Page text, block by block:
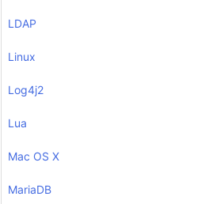
LDAP
Linux
Log4j2
Lua
Mac OS X
MariaDB